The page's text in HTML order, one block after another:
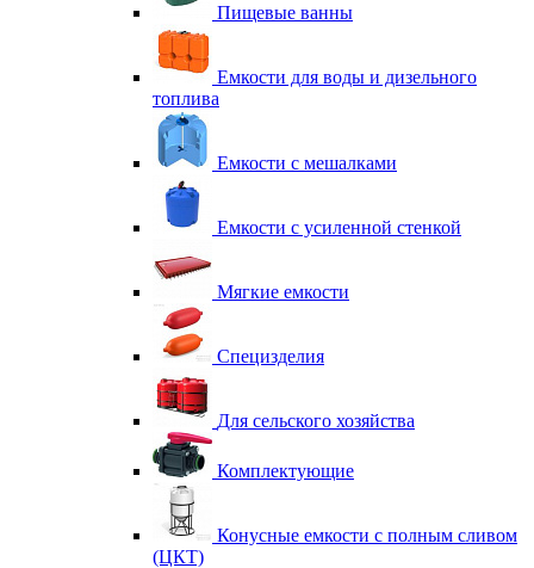
Пищевые ванны
Емкости для воды и дизельного
топлива
Емкости с мешалками
Емкости с усиленной стенкой
Мягкие емкости
Специзделия
Для сельского хозяйства
Комплектующие
Конусные емкости с полным сливом
(ЦКТ)